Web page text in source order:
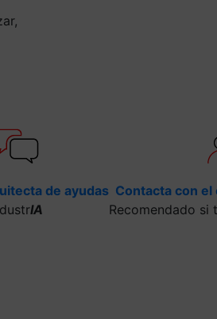
de ayudas
IA
Contacta con
Recomendado si